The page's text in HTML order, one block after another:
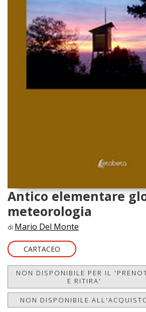
Antico elementare
meteorologia
di Mario Del Monte
CARTACEO
NON DISPONIBILE PER IL
E RITIRA'
NON DISPONIBILE